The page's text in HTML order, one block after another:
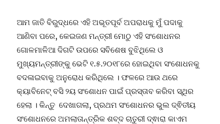
ଆମ ଜାତି ବିରୁଦ୍ଧରେ ଏହି ଅଭୂତପୂର୍ବ ଅପରାଧକୁ ମୁଁ ପଦାକୁ
ଆଣିବା ପରେ, କେଇଜଣ ମନ୍ତ୍ରୀ ମୋଠୁ ଏହି ସଂଶୋଧନର
ଗୋଳମାଳିଆ ଦିଗଟି ଉପରେ ସବିଶେଷ ବୁଝିଥିଲେ ଓ
ମୁଖ୍ୟମନ୍ତ୍ରୀଙ୍କୁ ଭେଟି ୧.୫.୨୦୧୮ରେ ହୋଇଥିବା ସଂଶୋଧନକୁ
ବଦଳାଇବାକୁ ଅନୁରୋଧ କରିଥିଲେ । ଫଳରେ ଆଉ ଥରେ
କ୍ୟାବିନେଟ୍ ବସି ୨ୟ ସଂଶୋଧନ ପାଇଁ ପ୍ରସ୍ତାବ କରିବା ସ୍ଥିର
ହେଲା । କିନ୍ତୁ ଦେଖାଗଲା, ପ୍ରଥମ ସଂଶୋଧନର ଭୁଲ ଦ୍ଵିତୀୟ
ସଂଶୋଧନରେ ଅମଲାତାନ୍ତ୍ରିକ ଶବ୍ଦ ଚାତୁରୀ ଦ୍ଵାରା କାଏମ